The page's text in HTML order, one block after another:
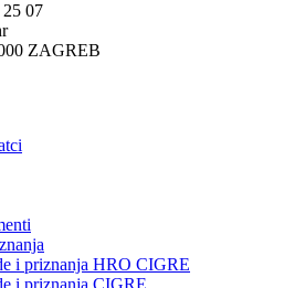
07
ZAGREB
i priznanja HRO CIGRE
i priznanja CIGRE